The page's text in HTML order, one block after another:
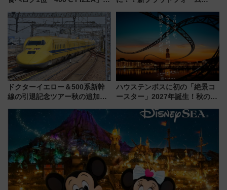
プン。もつ鍋風など限定メニュ
ーも
マホで簡単申請 物販や演奏会な
どに【JR東日本】
ドクターイエロー＆500系新幹
線の引退記念ツアー秋の追加企
ホテル情報まとめ
ハウステンボスに初の「絶景コ
ースター」2027年誕生！秋の
ろも一挙紹介